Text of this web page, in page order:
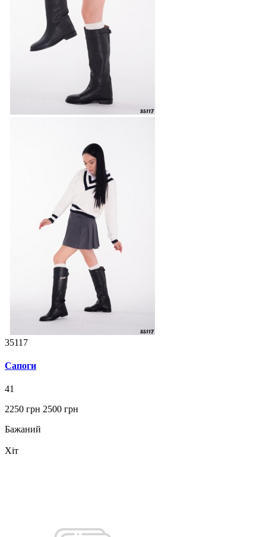
35117
Сапоги
41
2250 грн 2500 грн
Бажаний
Хіт